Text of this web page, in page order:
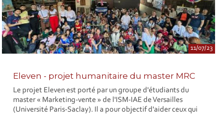
11/07/23
Eleven - projet humanitaire du master MRC
Le projet Eleven est porté par un groupe d'étudiants du
master « Marketing-vente » de l'ISM-IAE de Versailles
(Université Paris-Saclay). Il a pour objectif d'aider ceux qui